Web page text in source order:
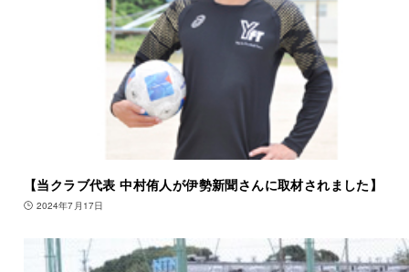
【当クラブ代表 中村侑人が伊勢新聞さんに取材されました】
2024年7月17日